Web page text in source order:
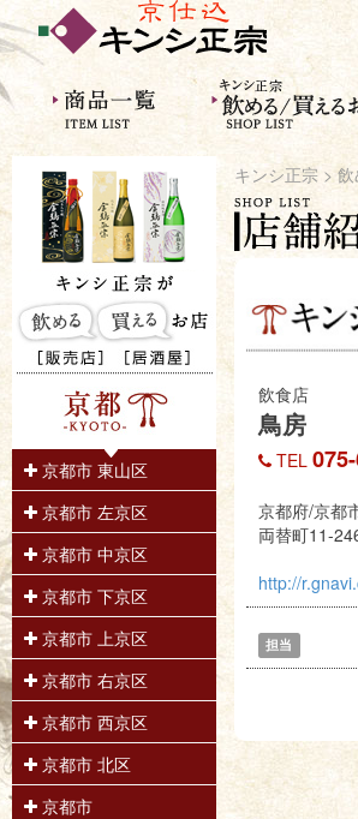
京都市 東山区
京都市 左京区
京都市 中京区
京都市 下京区
京都市 上京区
京都市 右京区
京都市 西京区
京都市 北区
京都市
キンシ正宗 >
飲食店
鳥房
TEL
京都府/京都
両替町11-
http://
担当